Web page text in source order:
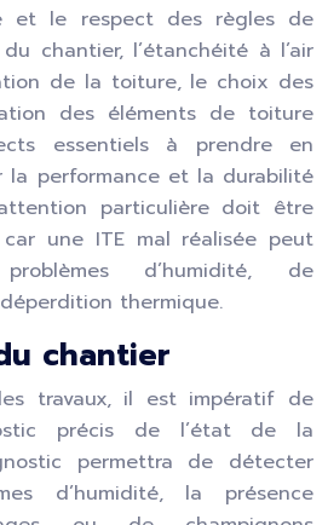
et le respect des règles de
chantier, l’étanchéité à l’air
de la toiture, le choix des
des éléments de toiture
essentiels à prendre en
la performance et la durabilité
particulière doit être
une ITE mal réalisée peut
d’humidité, de
thermique.
chantier
travaux, il est impératif de
précis de l’état de la
permettra de détecter
d’humidité, la présence